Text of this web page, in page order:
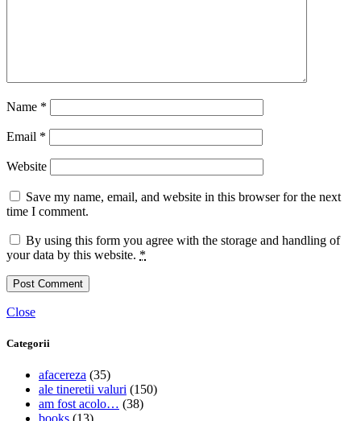
Name *
Email *
Website
Save my name, email, and website in this browser for the next
time I comment.
By using this form you agree with the storage and handling of
your data by this website. *
Close
Categorii
afacereza (35)
ale tineretii valuri (150)
am fost acolo… (38)
books (13)